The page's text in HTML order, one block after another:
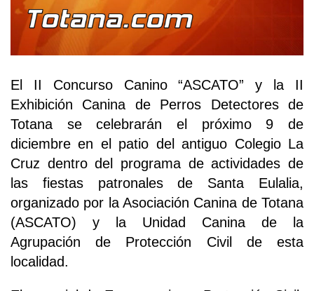
El II Concurso Canino “ASCATO” y la II
Exhibición Canina de Perros Detectores de
Totana se celebrarán el próximo 9 de
diciembre en el patio del antiguo Colegio La
Cruz dentro del programa de actividades de
las fiestas patronales de Santa Eulalia,
organizado por la Asociación Canina de Totana
(ASCATO) y la Unidad Canina de la
Agrupación de Protección Civil de esta
localidad.